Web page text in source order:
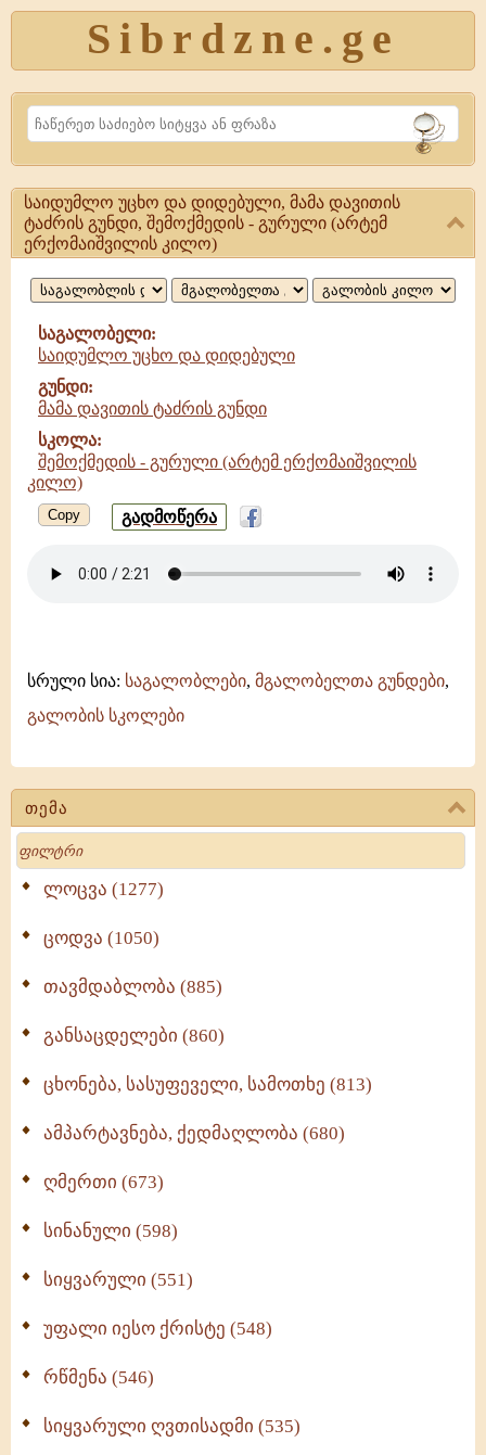
Sibrdzne.ge
Search
თემა
Search
ლოცვა (1277)
ცოდვა (1050)
თავმდაბლობა (885)
განსაცდელები (860)
ცხონება, სასუფეველი, სამოთხე (813)
ამპარტავნება, ქედმაღლობა (680)
ღმერთი (673)
სინანული (598)
სიყვარული (551)
უფალი იესო ქრისტე (548)
რწმენა (546)
სიყვარული ღვთისადმი (535)
საიდუმლო
უცხო
დიდებული,
მამა
დავითის
საიდუმლო უცხო და დიდებული, მამა დავითის
ტაძრის გუნდი, შემოქმედის - გურული (არტემ
ერქომაიშვილის კილო)
საგალობელი:
საიდუმლო უცხო და დიდებული
გუნდი:
მამა დავითის ტაძრის გუნდი
სკოლა:
შემოქმედის - გურული (არტემ ერქომაიშვილის
კილო)
Copy გადმოწერა
სრული სია: საგალობლები, მგალობელთა გუნდები,
გალობის სკოლები